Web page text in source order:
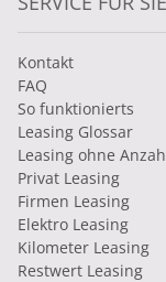
Kontakt
FAQ
So funktionierts
Leasing Glossar
Leasing ohne
Privat Leasing
Firmen Leasing
Elektro Leasing
Kilometer Leasing
Restwert Leasing